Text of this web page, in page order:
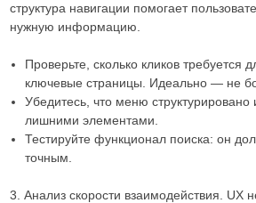
структура навигации помогает
нужную информацию.
Проверьте, сколько кликов требуется
ключевые страницы. Идеально — не
Убедитесь, что меню структурировано
лишними элементами.
Тестируйте функционал поиска: он
точным.
3. Анализ скорости взаимодействия. UX